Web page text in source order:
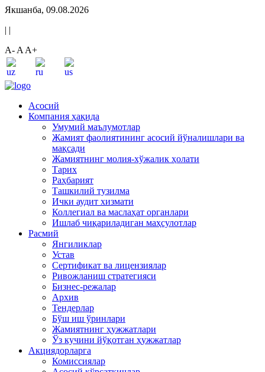
Якшанба, 09.08.2026
| |
A- A A+
Асосий
Компания ҳақида
Умумий маълумотлар
Жамият фаолиятининг асосий йўналишлари ва
мақсади
Жамиятнинг молия-хўжалик ҳолати
Тарих
Раҳбарият
Ташкилий тузилма
Ички аудит хизмати
Коллегиал ва маслаҳат органлари
Ишлаб чиқариладиган маҳсулотлар
Расмий
Янгиликлар
Устав
Сертификат ва лицензиялар
Ривожланиш стратегияси
Бизнес-режалар
Архив
Тендерлар
Бўш иш ўринлари
Жамиятнинг ҳужжатлари
Ўз кучини йўқотган ҳужжатлар
Акциядорларга
Комиссиялар